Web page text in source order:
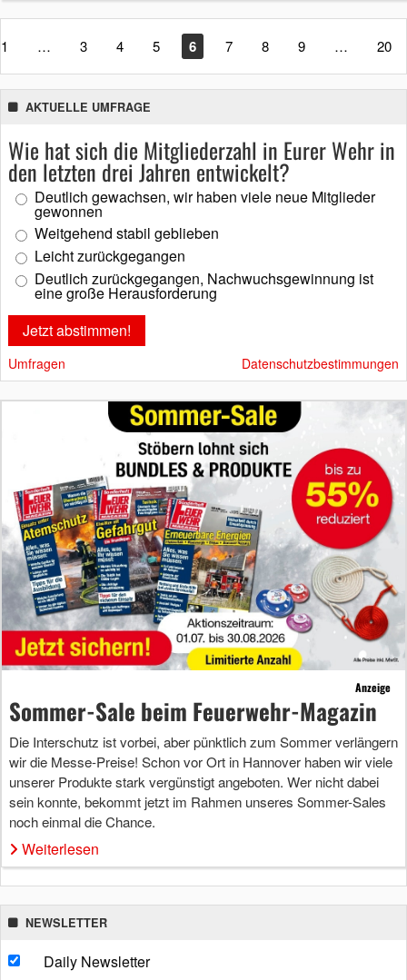
1 … 3 4 5 6 7 8 9 … 20
AKTUELLE UMFRAGE
Wie hat sich die Mitgliederzahl in Eurer Wehr in
den letzten drei Jahren entwickelt?
Deutlich gewachsen, wir haben viele neue Mitglieder
gewonnen
Weitgehend stabil geblieben
Leicht zurückgegangen
Deutlich zurückgegangen, Nachwuchsgewinnung ist
eine große Herausforderung
Umfragen Datenschutzbestimmungen
Anzeige
Sommer-Sale beim Feuerwehr-Magazin
Die Interschutz ist vorbei, aber pünktlich zum Sommer verlängern
wir die Messe-Preise! Schon vor Ort in Hannover haben wir viele
unserer Produkte stark vergünstigt angeboten. Wer nicht dabei
sein konnte, bekommt jetzt im Rahmen unseres Sommer-Sales
noch einmal die Chance.
Weiterlesen
NEWSLETTER
Daily Newsletter